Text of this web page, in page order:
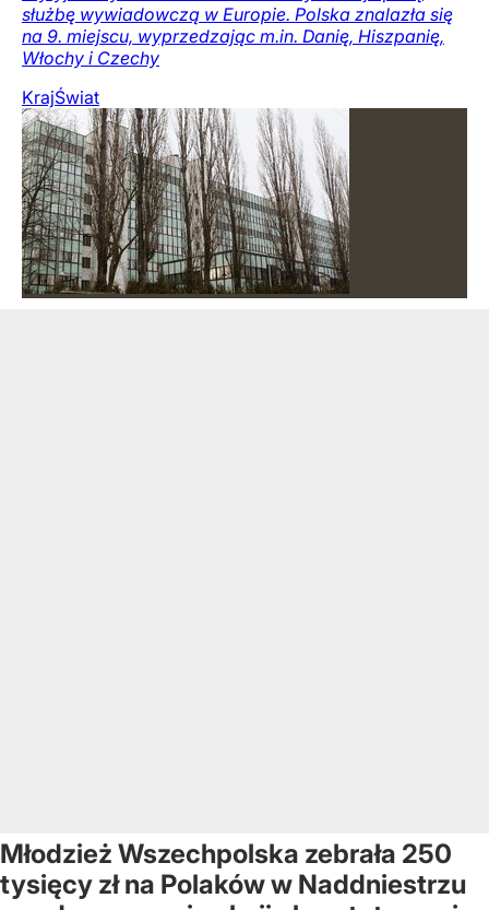
służbę wywiadowczą w Europie. Polska znalazła się
na 9. miejscu, wyprzedzając m.in. Danię, Hiszpanię,
Włochy i Czechy
KrajŚwiat
Młodzież Wszechpolska zebrała 250
tysięcy zł na Polaków w Naddniestrzu